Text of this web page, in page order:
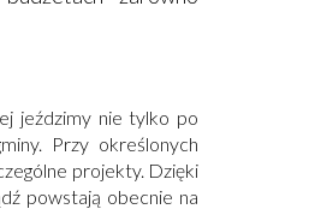
jeździmy nie tylko po
Przy określonych
projekty. Dzięki
powstają obecnie na